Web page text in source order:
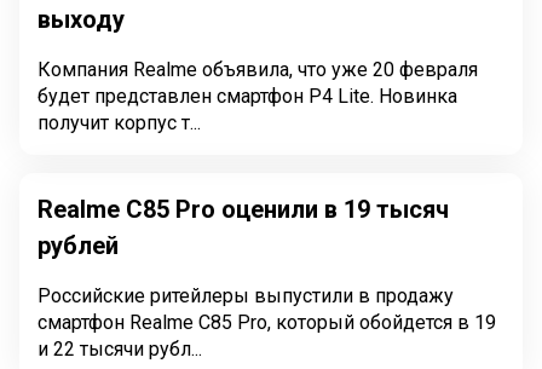
выходу
Компания Realme объявила, что уже 20 февраля
будет представлен смартфон P4 Lite. Новинка
получит корпус т...
Realme C85 Pro оценили в 19 тысяч
рублей
Российские ритейлеры выпустили в продажу
смартфон Realme C85 Pro, который обойдется в 19
и 22 тысячи рубл...